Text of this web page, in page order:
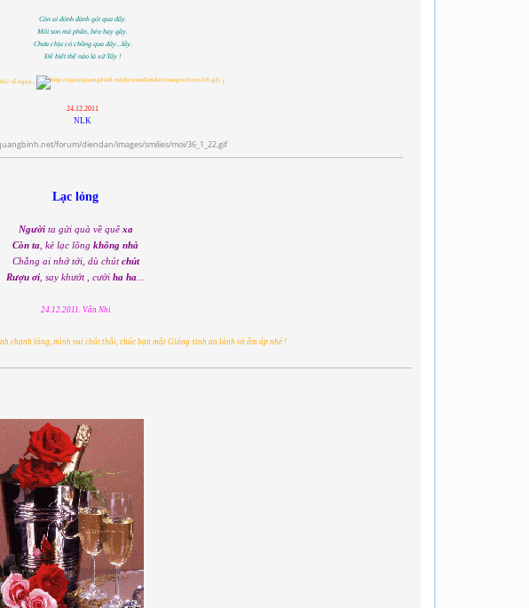
Còn ai đỏnh đảnh gói qua đây.
Môi son má phấn, béo hay gầy.
Chưa chịu có chồng qua đây...lấy.
Để biết thế nào là xứ Tây !
về ngay... ! )
24.12.2011
NLK
Lạc lỏng
Ngườita gửi quà về quê xa
Còn ta , kẻ lạc lõng không nhà
Chẳng ai nhớ tới, dù chútchút
Rượu ơi , say khướt , cười ha ha
24.12.2011. Vân Nhi
chạnh lòng, mình vui chút thôi, chúc bạn một Giáng sinh an lành và ấm áp nhé !